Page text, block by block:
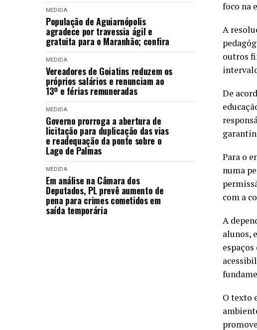
MEDIDA
População de Aguiarnópolis
agradece por travessia ágil e
gratuita para o Maranhão; confira
MEDIDA
Vereadores de Goiatins reduzem os
próprios salários e renunciam ao
13º e férias remuneradas
MEDIDA
Governo prorroga a abertura de
licitação para duplicação das vias
e readequação da ponte sobre o
Lago de Palmas
MEDIDA
Em análise na Câmara dos
Deputados, PL prevê aumento de
pena para crimes cometidos em
saída temporária
foco na
A
outros
De
Para o
numa
com a
A
alunos,
O texto